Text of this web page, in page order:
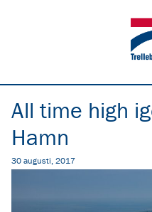
All time high
Hamn
30 augusti, 2017